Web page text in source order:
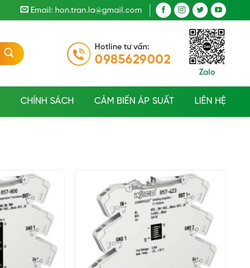
Email: hon.tran.la@gmail.com
Hotline tư vấn:
0985629002
Zalo
CHÍNH SÁCH CẢM BIẾN ÁP SUẤT LIÊN HỆ